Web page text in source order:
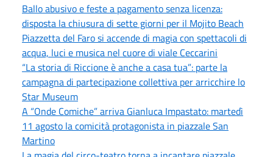
Ballo abusivo e feste a pagamento senza licenza:
disposta la chiusura di sette giorni per il Mojito Beach
Piazzetta del Faro si accende di magia con spettacoli di
acqua, luci e musica nel cuore di viale Ceccarini
“La storia di Riccione è anche a casa tua”: parte la
campagna di partecipazione collettiva per arricchire lo
Star Museum
A “Onde Comiche” arriva Gianluca Impastato: martedì
11 agosto la comicità protagonista in piazzale San
Martino